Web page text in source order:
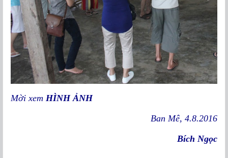
Mời xem HÌNH ẢNH
Ban Mê, 4.8.2016
Bích Ngọc